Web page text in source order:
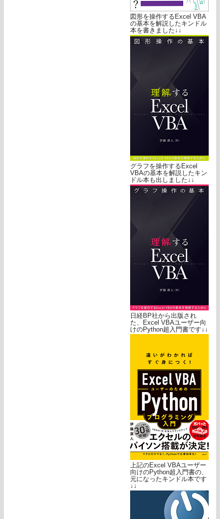
図形を操作するExcel VBA
の基本を解説したキンドル
本を書きました↓↓
グラフを操作するExcel
VBAの基本を解説したキン
ドル本も出しました↓↓
日経BP社から出版され
た、Excel VBAユーザー向
けのPython超入門書です↓↓
上記のExcel VBAユーザー
向けのPython超入門書の、
元になったキンドル本です
↓↓